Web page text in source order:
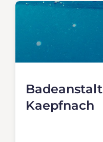
Badeanstalt
Kaepfnach